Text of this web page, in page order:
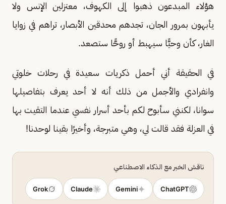
هؤلاء المبدعون ذهبوا إلى الكهوف، معتزلين الإنس ولا
يأبهون بمرور الجان، تجدهم محدقين الأبصار، تراهم في زوايا
الغار، كأن وحيًّا سيهبط أو روحًّا ستصعد.
في الحقيقة أني أحمل ذكريات سعيدة في رحلات خلوتي
وانفرادي والأجمل من ذلك أنه لا أحد يعرف بتفاصيلها
سوانا، لكنني سأبوح لكم بأحد أسرار نفسي عندما التقيت بها
في العزلة فقد قالت لي، وهي متبرجة، وأخيرًا بقينا لوحدنا!
ناقش الخبر مع الذكاء الاصطناعي
ChatGPT
Gemini
Claude
Grok